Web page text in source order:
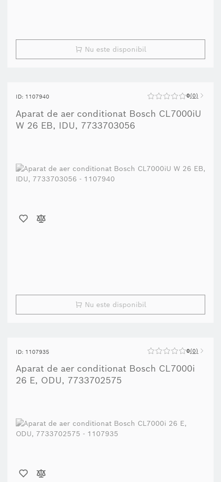
Nu este disponibil
ID: 1107940 0 0
Aparat de aer conditionat Bosch CL7000iU
W 26 EB, IDU, 7733703056
Nu este disponibil
ID: 1107935 0 0
Aparat de aer conditionat Bosch CL7000i
26 E, ODU, 7733702575